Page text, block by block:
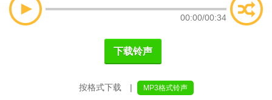
00:00/00:34
下载铃声
按格式下载 | MP3格式铃声